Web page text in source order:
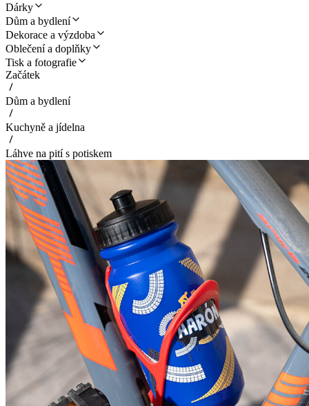
Dárky
Dům a bydlení
Dekorace a výzdoba
Oblečení a doplňky
Tisk a fotografie
Začátek
Dům a bydlení
Kuchyně a jídelna
Láhve na pití s potiskem